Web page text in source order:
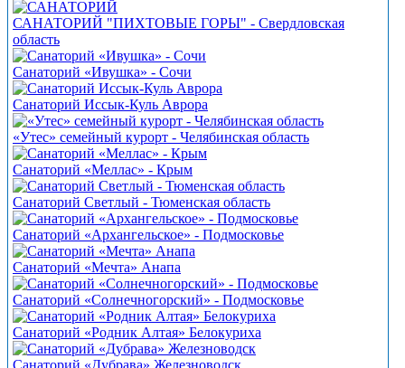
САНАТОРИЙ "ПИХТОВЫЕ ГОРЫ" - Свердловская
область
Санаторий «Ивушка» - Сочи
Санаторий Иссык-Куль Аврора
«Утес» семейный курорт - Челябинская область
Санаторий «Меллас» - Крым
Санаторий Светлый - Тюменская область
Санаторий «Архангельское» - Подмосковье
Санаторий «Мечта» Анапа
Санаторий «Солнечногорский» - Подмосковье
Санаторий «Родник Алтая» Белокуриха